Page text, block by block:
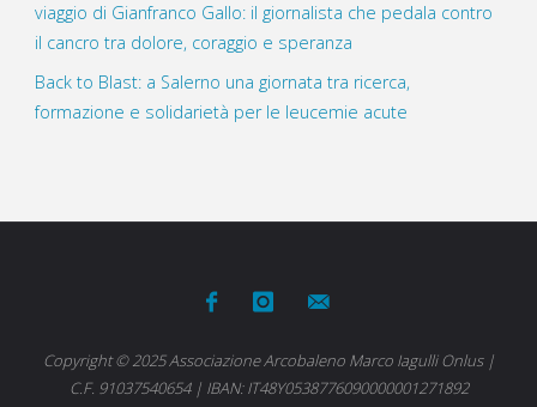
viaggio di Gianfranco Gallo: il giornalista che pedala contro
il cancro tra dolore, coraggio e speranza
Back to Blast: a Salerno una giornata tra ricerca,
formazione e solidarietà per le leucemie acute
Copyright © 2025 Associazione Arcobaleno Marco Iagulli Onlus |
C.F. 91037540654 | IBAN: IT48Y0538776090000001271892